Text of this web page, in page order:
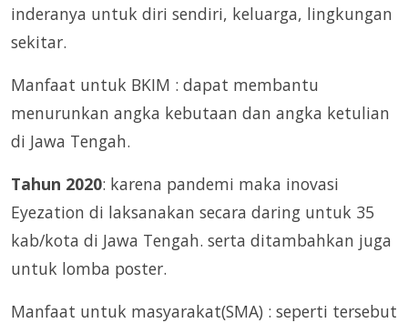
inderanya untuk diri sendiri, keluarga, lingkungan
sekitar.
Manfaat untuk BKIM : dapat membantu
menurunkan angka kebutaan dan angka ketulian
di Jawa Tengah.
Tahun 2020: karena pandemi maka inovasi
Eyezation di laksanakan secara daring untuk 35
kab/kota di Jawa Tengah. serta ditambahkan juga
untuk lomba poster.
Manfaat untuk masyarakat(SMA) : seperti tersebut